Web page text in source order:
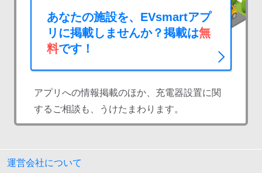
あなたの施設を、EVsmartアプ
リに掲載しませんか？掲載は無
料です！
アプリへの情報掲載のほか、充電器設置に関
するご相談も、うけたまわります。
運営会社について